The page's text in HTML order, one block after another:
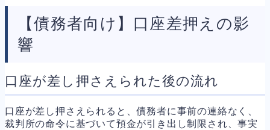
【債務者向け】口座差押えの影
響
口座が差し押さえられた後の流れ
口座が差し押さえられると、債務者に事前の連絡なく、
裁判所の命令に基づいて預金が引き出し制限され、事実